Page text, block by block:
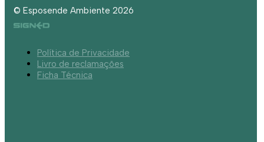
© Esposende Ambiente 2026
Política de Privacidade
Livro de reclamações
Ficha Técnica